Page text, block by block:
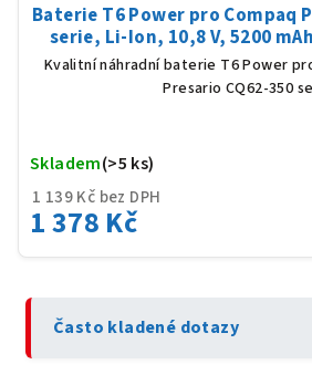
Baterie T6 Power pro Compaq
serie, Li-Ion, 10,8 V, 5200
Kvalitní náhradní baterie T6 Power
Presario CQ62-350
1 139 Kč bez DPH
1 378 Kč
Skladem(>5 ks)
Často kladené dotazy